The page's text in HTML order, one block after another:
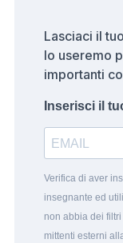
Lasciaci il
lo useremo
importanti
Inserisci il
Verifica di aver
insegnante ed
non abbia dei
mittenti esterni